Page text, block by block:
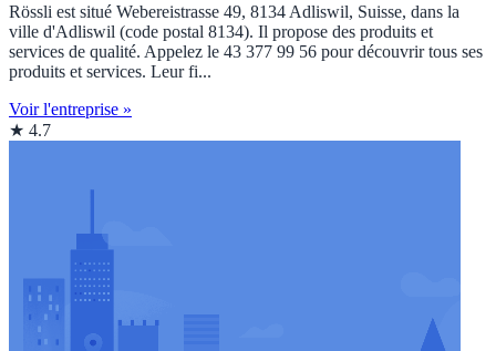
Rössli est situé Webereistrasse 49, 8134 Adliswil, Suisse, dans la
ville d'Adliswil (code postal 8134). Il propose des produits et
services de qualité. Appelez le 43 377 99 56 pour découvrir tous ses
produits et services. Leur fi...
Voir l'entreprise »
★ 4.7